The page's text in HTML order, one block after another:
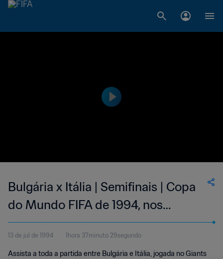
Bulgária x Itália | Semifinais | Copa
do Mundo FIFA de 1994, nos
Estados Unidos | Jogo Completo
13 de jul de 1994 1hora 37minuto 29segundo
Assista a toda a partida entre Bulgária e Itália, jogada no Giants